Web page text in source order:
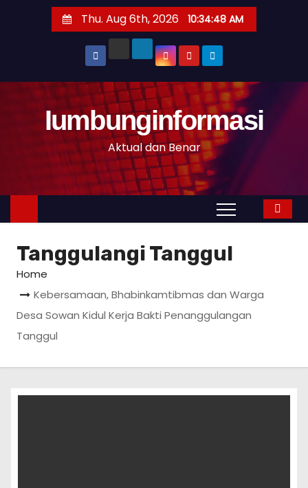
t
n
Thu. Aug 6th, 2026 10:34:49 AM
Iumbunginformasi
Aktual dan Benar
Tanggulangi Tanggul
Home
Kebersamaan, Bhabinkamtibmas dan Warga
Desa Sowan Kidul Kerja Bakti Penanggulangan
Tanggul